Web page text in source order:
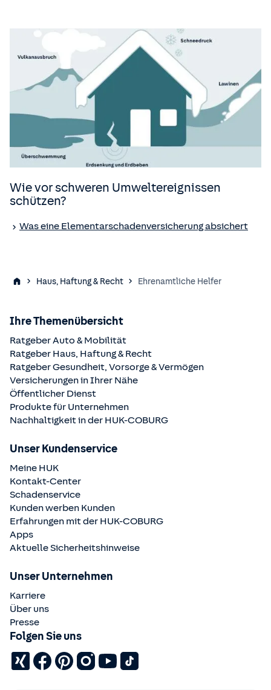
Wie vor schweren Umweltereignissen
schützen?
Was eine Elementar­schaden­versicherung absichert
Haus, Haftung & Recht Ehrenamtliche Helfer
Ihre Themenübersicht
Ratgeber Auto & Mobilität
Ratgeber Haus, Haftung & Recht
Ratgeber Gesundheit, Vorsorge & Vermögen
Versicherungen in Ihrer Nähe
Öffentlicher Dienst
Produkte für Unternehmen
Nachhaltigkeit in der HUK-COBURG
Unser Kundenservice
Meine HUK
Kontakt-Center
Schadenservice
Kunden werben Kunden
Erfahrungen mit der HUK-COBURG
Apps
Aktuelle Sicherheitshinweise
Unser Unternehmen
Karriere
Über uns
Presse
Folgen Sie uns